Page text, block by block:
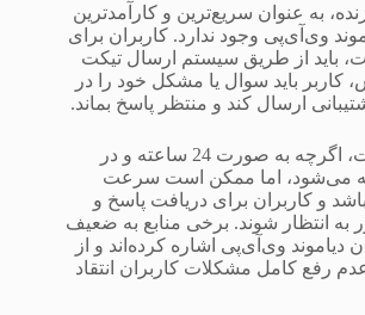
به عنوان سریع‌ترین و کارآمدترین
وی‌آی‌پی وجود ندارد. کاربران برای
باید از طریق سیستم ارسال تیکت
کاربر باید سوال یا مشکل خود را در
ارسال کند و منتظر پاسخ بماند.
پشتیبانی از طریق تیکت، اگرچه به صورت 24 ساعته و در
می‌شود، اما ممکن است سرعت
و کاربران برای دریافت پاسخ و
انتظار شوند. برخی منابع به ضعیف
دیاموند وی‌آی‌پی اشاره کرده‌اند و از
رفع کامل مشکلات کاربران انتقاد